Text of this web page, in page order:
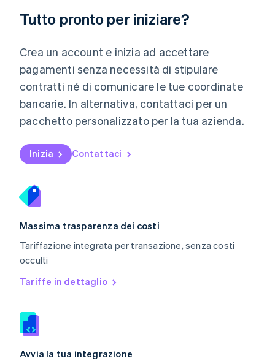
Tutto pronto per iniziare?
Crea un account e inizia ad accettare
pagamenti senza necessità di stipulare
contratti né di comunicare le tue coordinate
bancarie. In alternativa, contattaci per un
pacchetto personalizzato per la tua azienda.
Inizia Contattaci
Massima trasparenza dei costi
Tariffazione integrata per transazione, senza costi
occulti
Tariffe in dettaglio
Avvia la tua integrazione
Malta
English
EspañolEnglish
Norvegia
English
Nuova Zelanda
English
NederlandsEnglish
English
Portogallo
RAS di Hong Kong, Cina
English
English
English
Romania
English
Slovacchia
Slovenia
English Italiano